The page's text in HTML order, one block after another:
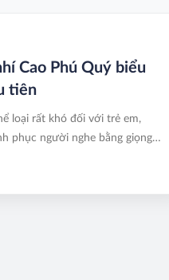
Cao Phú Quý biểu
tiên
loại rất khó đối với trẻ em,
phục người nghe bằng giọng